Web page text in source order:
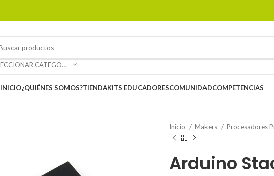
SELECCIONAR CATEGORÍA
INICIO¿QUIÉNES SOMOS?TIENDAKITS EDUCADORESCOMUNIDADCOMPETENCIAS
Inicio Makers Procesadores
Arduino